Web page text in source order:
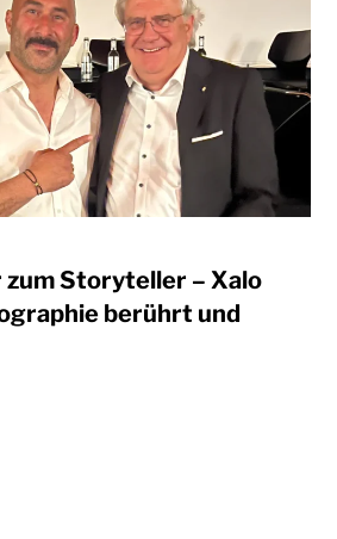
Storyteller – Xalo
berührt und